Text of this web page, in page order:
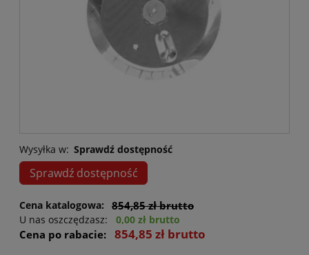
Wysyłka w: Sprawdź dostępność
Sprawdź dostępność
Cena katalogowa: 854,85 zł brutto
U nas oszczędzasz: 0,00 zł brutto
Cena po rabacie: 854,85 zł brutto